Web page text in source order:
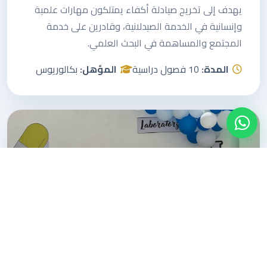
يهدف إلى تخريج صيادلة أكفاء يمتلكون مهارات علمية
وإنسانية في الخدمة الصيدلانية، وقادرين على خدمة
المجتمع والمساهمة في البحث العلمي.
المدة:10 فصول دراسية المؤهل:بكالوريوس